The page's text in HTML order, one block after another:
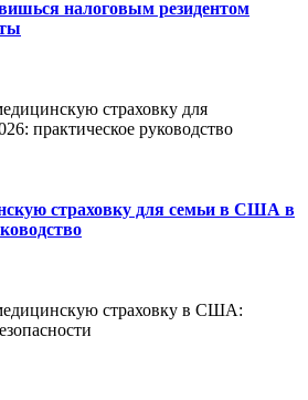
налоговым резидентом
страховку для семьи в США в